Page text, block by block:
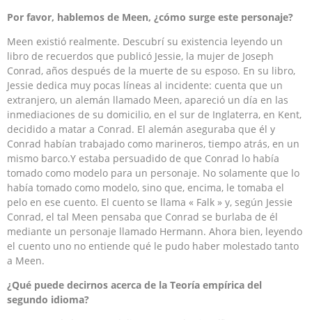
Por favor, hablemos de Meen, ¿cómo surge este personaje?
Meen existió realmente. Descubrí su existencia leyendo un
libro de recuerdos que publicó Jessie, la mujer de Joseph
Conrad, años después de la muerte de su esposo. En su libro,
Jessie dedica muy pocas líneas al incidente: cuenta que un
extranjero, un alemán llamado Meen, apareció un día en las
inmediaciones de su domicilio, en el sur de Inglaterra, en Kent,
decidido a matar a Conrad. El alemán aseguraba que él y
Conrad habían trabajado como marineros, tiempo atrás, en un
mismo barco.Y estaba persuadido de que Conrad lo había
tomado como modelo para un personaje. No solamente que lo
había tomado como modelo, sino que, encima, le tomaba el
pelo en ese cuento. El cuento se llama « Falk » y, según Jessie
Conrad, el tal Meen pensaba que Conrad se burlaba de él
mediante un personaje llamado Hermann. Ahora bien, leyendo
el cuento uno no entiende qué le pudo haber molestado tanto
a Meen.
¿Qué puede decirnos acerca de la Teoría empírica del
segundo idioma?